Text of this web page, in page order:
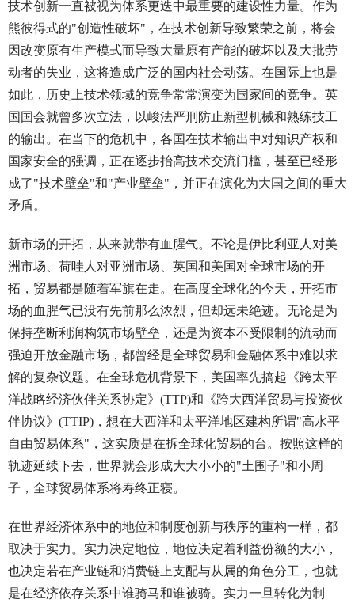
技术创新一直被视为体系更迭中最重要的建设性力量。作为
熊彼得式的"创造性破坏"，在技术创新导致繁荣之前，将会
因改变原有生产模式而导致大量原有产能的破坏以及大批劳
动者的失业，这将造成广泛的国内社会动荡。在国际上也是
如此，历史上技术领域的竞争常常演变为国家间的竞争。英
国国会就曾多次立法，以峻法严刑防止新型机械和熟练技工
的输出。在当下的危机中，各国在技术输出中对知识产权和
国家安全的强调，正在逐步抬高技术交流门槛，甚至已经形
成了"技术壁垒"和"产业壁垒"，并正在演化为大国之间的重大
矛盾。
新市场的开拓，从来就带有血腥气。不论是伊比利亚人对美
洲市场、荷哇人对亚洲市场、英国和美国对全球市场的开
拓，贸易都是随着军旗在走。在高度全球化的今天，开拓市
场的血腥气已没有先前那么浓烈，但却远未绝迹。无论是为
保持垄断利润构筑市场壁垒，还是为资本不受限制的流动而
强迫开放金融市场，都曾经是全球贸易和金融体系中难以求
解的复杂议题。在全球危机背景下，美国率先搞起《跨太平
洋战略经济伙伴关系协定》(TTP)和《跨大西洋贸易与投资伙
伴协议》(TTIP)，想在大西洋和太平洋地区建构所谓"高水平
自由贸易体系"，这实质是在拆全球化贸易的台。按照这样的
轨迹延续下去，世界就会形成大大小小的"土围子"和小周
子，全球贸易体系将寿终正寝。
在世界经济体系中的地位和制度创新与秩序的重构一样，都
取决于实力。实力决定地位，地位决定着利益份额的大小，
也决定若在产业链和消费链上支配与从属的角色分工，也就
是在经济依存关系中谁骑马和谁被骑。实力一旦转化为制